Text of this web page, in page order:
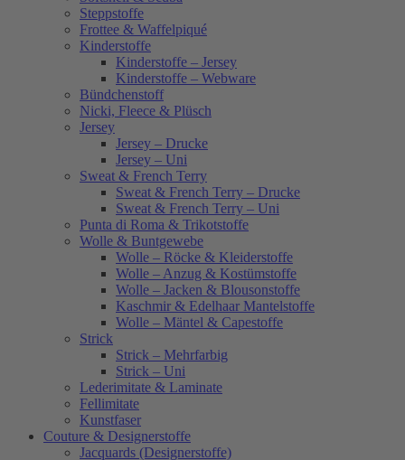
Steppstoffe
Frottee & Waffelpiqué
Kinderstoffe
Kinderstoffe – Jersey
Kinderstoffe – Webware
Bündchenstoff
Nicki, Fleece & Plüsch
Jersey
Jersey – Drucke
Jersey – Uni
Sweat & French Terry
Sweat & French Terry – Drucke
Sweat & French Terry – Uni
Punta di Roma & Trikotstoffe
Wolle & Buntgewebe
Wolle – Röcke & Kleiderstoffe
Wolle – Anzug & Kostümstoffe
Wolle – Jacken & Blousonstoffe
Kaschmir & Edelhaar Mantelstoffe
Wolle – Mäntel & Capestoffe
Strick
Strick – Mehrfarbig
Strick – Uni
Lederimitate & Laminate
Fellimitate
Kunstfaser
Couture & Designerstoffe
Jacquards (Designerstoffe)